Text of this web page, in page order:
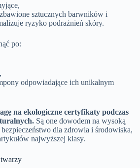
sztucznych barwników i
ryzyko podrażnień skóry.
po:
odpowiadające ich unikalnym
na ekologiczne certyfikaty podczas
Są one dowodem na wysoką
dla zdrowia i środowiska,
najwyższej klasy.